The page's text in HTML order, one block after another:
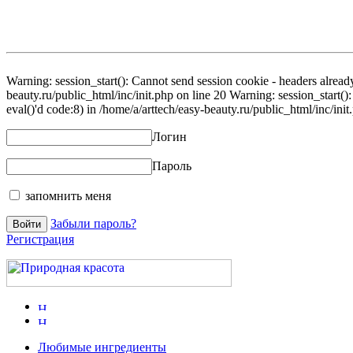
Warning: session_start(): Cannot send session cookie - headers
beauty.ru/public_html/inc/init.php on line 20 Warning:
eval()'d code:8) in /home/a/arttech/easy-beauty.ru/public_html/inc/
Логин
Пароль
запомнить меня
Забыли пароль?
Регистрация
Любимые ингредиенты